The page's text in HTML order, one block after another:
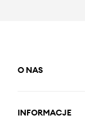
O NAS
INFORMACJE